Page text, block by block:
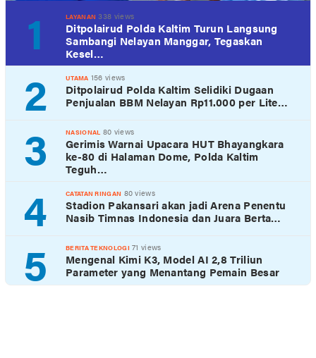
1 LAYANAN 338 views
Ditpolairud Polda Kaltim Turun Langsung
Sambangi Nelayan Manggar, Tegaskan
Kesel…
2 UTAMA 156 views
Ditpolairud Polda Kaltim Selidiki Dugaan
Penjualan BBM Nelayan Rp11.000 per Lite…
3 NASIONAL 80 views
Gerimis Warnai Upacara HUT Bhayangkara
ke-80 di Halaman Dome, Polda Kaltim
Teguh…
4 CATATAN RINGAN 80 views
Stadion Pakansari akan jadi Arena Penentu
Nasib Timnas Indonesia dan Juara Berta…
5 BERITA TEKNOLOGI 71 views
Mengenal Kimi K3, Model AI 2,8 Triliun
Parameter yang Menantang Pemain Besar